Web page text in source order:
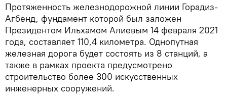
Протяженность железнодорожной линии Горадиз-
Агбенд, фундамент которой был заложен
Президентом Ильхамом Алиевым 14 февраля 2021
года, составляет 110,4 километра. Однопутная
железная дорога будет состоять из 8 станций, а
также в рамках проекта предусмотрено
строительство более 300 искусственных
инженерных сооружений.